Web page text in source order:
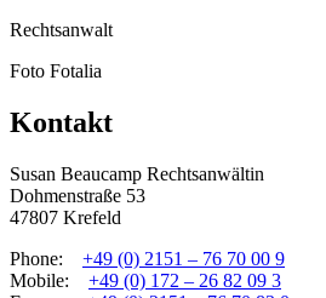
Rechtsanwalt
Foto Fotalia
Kontakt
Susan Beaucamp Rechtsanwältin
Dohmenstraße 53
47807 Krefeld
Phone: +49 (0) 2151 – 76 70 00 9
Mobile: +49 (0) 172 – 26 82 09 3